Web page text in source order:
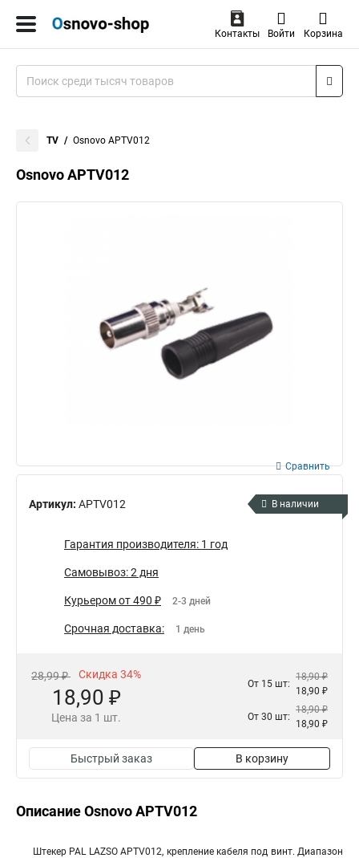
Контакты Войти Корзина
TV Osnovo APTV012
Osnovo APTV012
Артикул: APTV012
Сравнить
В наличии
Гарантия производителя: 1 год
Самовывоз: 2 дня
Курьером от 490 ₽ 2-3 дней
Срочная доставка: 1 день
28,99 ₽ Скидка 34%
18,90 ₽
Цена за 1 шт.
От 15 шт:
18,90 ₽
18,90 ₽
От 30 шт:
18,90 ₽
18,90 ₽
Быстрый заказ В корзину
Описание Osnovo APTV012
Штекер PAL LAZSO APTV012, крепление кабеля под винт. Диапазон